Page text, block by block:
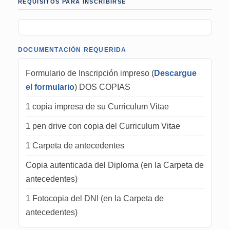
REQUISITOS PARA INSCRIBIRSE
DOCUMENTACIÓN REQUERIDA
Formulario de Inscripción impreso (Descargue
el formulario) DOS COPIAS
1 copia impresa de su Curriculum Vitae
1 pen drive con copia del Curriculum Vitae
1 Carpeta de antecedentes
Copia autenticada del Diploma (en la Carpeta de
antecedentes)
1 Fotocopia del DNI (en la Carpeta de
antecedentes)